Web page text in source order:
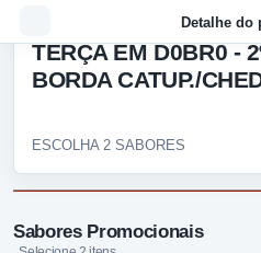
Detalhe do
TERÇA EM D0BR0 -
BORDA CATUP./
ESCOLHA 2 SABORES
Sabores Promocionais